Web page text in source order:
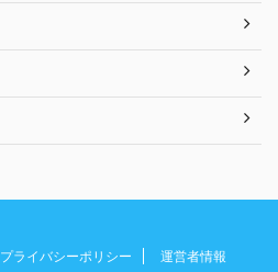
プライバシーポリシー 運営者情報